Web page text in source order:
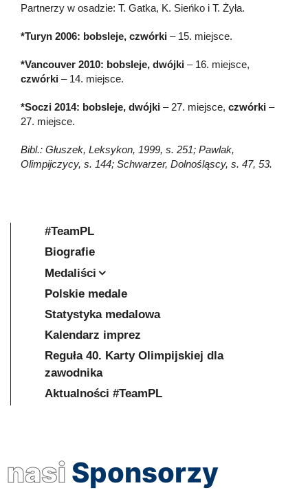
Partnerzy w osadzie: T. Gatka, K. Sieńko i T. Żyła.
*Turyn 2006: bobsleje, czwórki – 15. miejsce.
*Vancouver 2010: bobsleje, dwójki – 16. miejsce,
czwórki – 14. miejsce.
*Soczi 2014: bobsleje, dwójki – 27. miejsce, czwórki –
27. miejsce.
Bibl.: Głuszek, Leksykon, 1999, s. 251; Pawlak,
Olimpijczycy, s. 144; Schwarzer, Dolnośląscy, s. 47, 53.
#TeamPL
Biografie
Medaliści
Polskie medale
Statystyka medalowa
Kalendarz imprez
Reguła 40. Karty Olimpijskiej dla
zawodnika
Aktualności #TeamPL
nasi Sponsorzy